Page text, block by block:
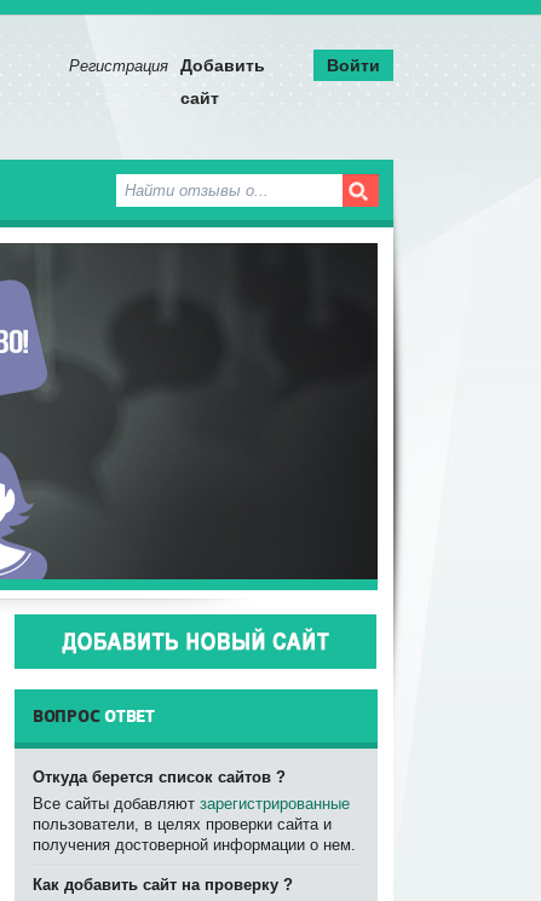
Регистрация
Добавить
сайт
Войти
ВОПРОСОТВЕТ
Откуда берется список сайтов ?
Все сайты добавляют зарегистрированные
пользователи, в целях проверки сайта и
получения достоверной информации о нем.
Как добавить сайт на проверку ?